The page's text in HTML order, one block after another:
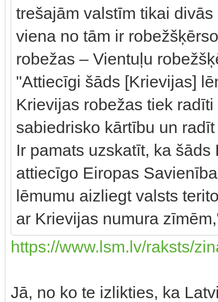
trešajām valstīm tikai
viena no tām ir
robežas – Vientuļu
"Attiecīgi šāds [Krievijas]
Krievijas robežas tiek
sabiedrisko kārtību un
Ir pamats uzskatīt, ka
attiecīgo Eiropas
lēmumu aizliegt valsts
ar Krievijas numura
https://www.lsm.lv/raksts/
Jā, no ko te izlikties, ka